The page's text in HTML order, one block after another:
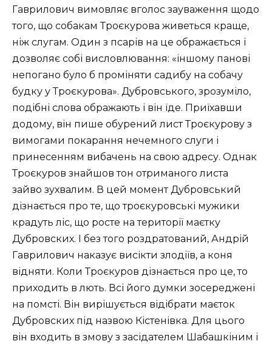
Гаврилович вимовляє вголос зауваження щодо
того, що собакам Троєкурова живеться краще,
ніж слугам. Один з псарів на це ображається і
дозволяє собі висловлювання: «іншому панові
непогано було б проміняти садибу на собачу
будку у Троєкурова». Дубровського, зрозуміло,
подібні слова ображають і він їде. Приїхавши
додому, він пише обурений лист Троєкурову з
вимогами покарання нечемного слуги і
принесенням вибачень на свою адресу. Однак
Троєкуров знайшов тон отриманого листа
зайво зухвалим. В цей момент Дубровський
дізнається про те, що троєкуровські мужики
крадуть ліс, що росте на території маєтку
Дубровских. І без того роздратований, Андрій
Гаврилович наказує висікти злодіїв, а коня
відняти. Коли Троєкуров дізнається про це, то
приходить в лють. Всі його думки зосереджені
на помсті. Він вирішується відібрати маєток
Дубровских під назвою Кістенівка. Для цього
він входить в змову з засідателем Шабашкіним і